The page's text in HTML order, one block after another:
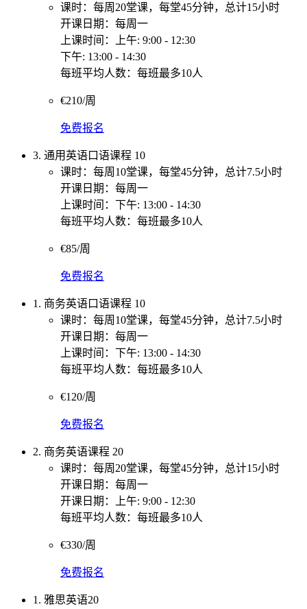
课时：每周20堂课，每堂45分钟，总计15小时
开课日期：每周一
上课时间：上午: 9:00 - 12:30
下午: 13:00 - 14:30
每班平均人数：每班最多10人
€210/周
免费报名
3. 通用英语口语课程 10
课时：每周10堂课，每堂45分钟，总计7.5小时
开课日期：每周一
上课时间：下午: 13:00 - 14:30
每班平均人数：每班最多10人
€85/周
免费报名
1. 商务英语口语课程 10
课时：每周10堂课，每堂45分钟，总计7.5小时
开课日期：每周一
上课时间：下午: 13:00 - 14:30
每班平均人数：每班最多10人
€120/周
免费报名
2. 商务英语课程 20
课时：每周20堂课，每堂45分钟，总计15小时
开课日期：每周一
开课日期：上午: 9:00 - 12:30
每班平均人数：每班最多10人
€330/周
免费报名
1. 雅思英语20